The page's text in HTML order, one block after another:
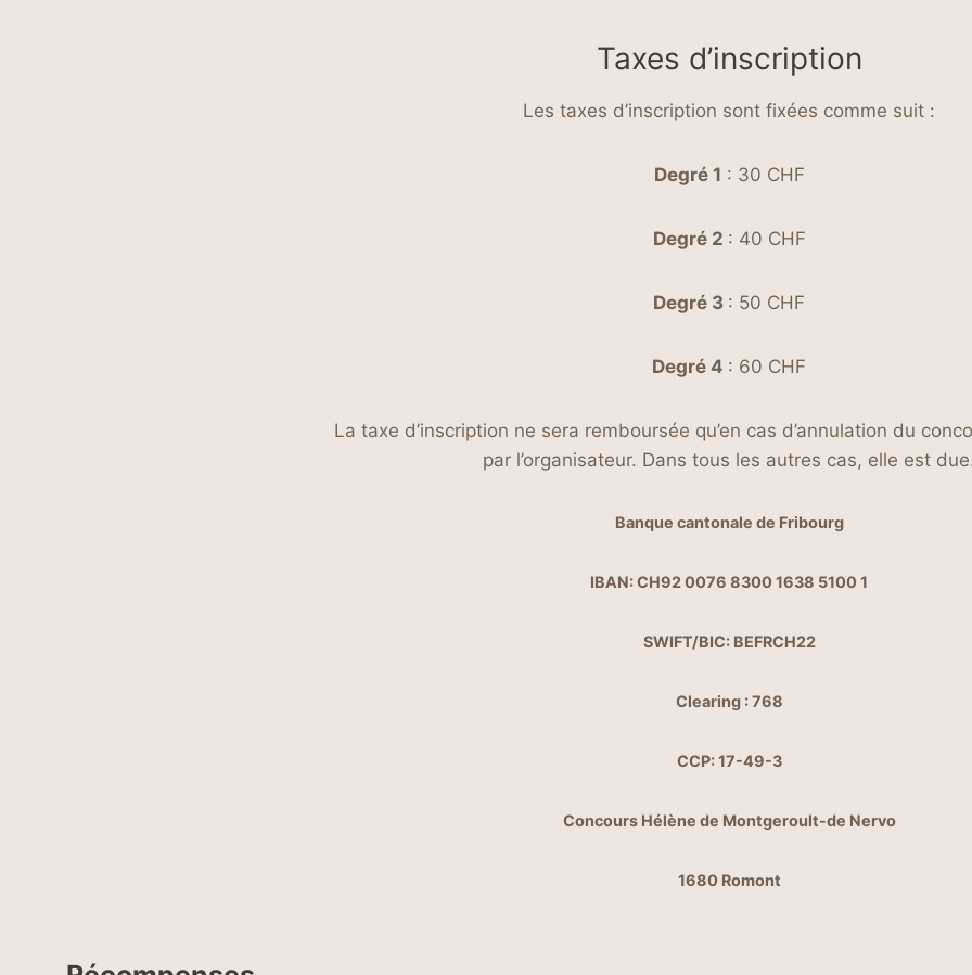
Taxes d’inscription
Les taxes d’inscription sont fixées comme suit :
Degré 1 : 30 CHF
Degré 2 : 40 CHF
Degré 3 : 50 CHF
Degré 4 : 60 CHF
La taxe d’inscription ne sera remboursée qu’en cas d’annulation du
par l’organisateur. Dans tous les autres cas, elle est
Banque cantonale de Fribourg
IBAN: CH92 0076 8300 1638 5100 1
SWIFT/BIC: BEFRCH22
Clearing : 768
CCP: 17-49-3
Concours Hélène de Montgeroult-de Nervo
1680 Romont